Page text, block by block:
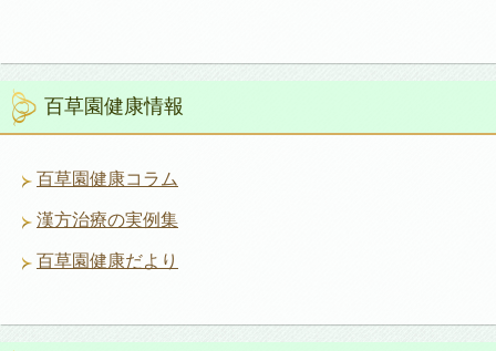
百草園健康情報
百草園健康コラム
漢方治療の実例集
百草園健康だより